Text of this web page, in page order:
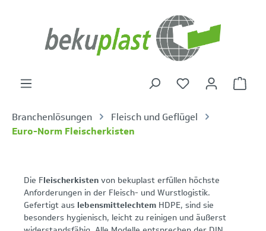
Branchenlösungen
Fleisch und Geflügel
Euro-Norm Fleischerkisten
Die Fleischerkistenvon bekuplast erfüllen höchste
Anforderungen in der Fleisch- und Wurstlogistik.
Gefertigt aus lebensmittelechtem HDPE, sind sie
besonders hygienisch, leicht zu reinigen und äußerst